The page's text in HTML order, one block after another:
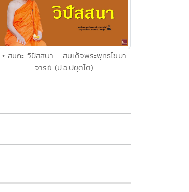
• สมถะ..วิปัสสนา - สมเด็จพระพุทธโฆษา
จารย์ (ป.อ.ปยุตโต)